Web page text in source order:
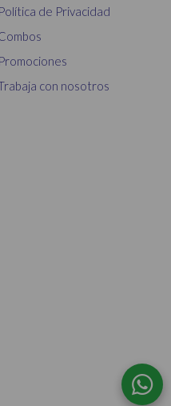
Política de Privacidad
Promociones
con nosotros